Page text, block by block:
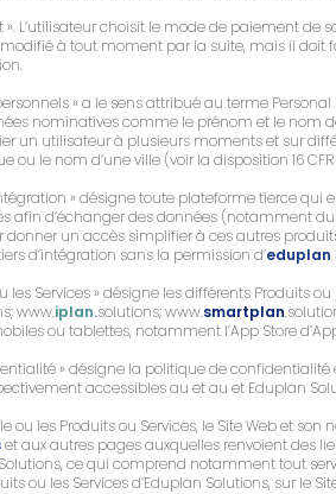
L’utilisateur choisit le mode de paiement de
à tout moment par la suite, mais il doit
» a le sens attribué au terme
nominatives comme le prénom et le nom
un utilisateur à plusieurs moments et sur
ou le nom d’une ville (voir la disposition 16
» désigne toute plateforme tierce qui
afin d’échanger des données (notamment
un accès simplifier à ces autres
d’intégration sans la permission d’eduplan
les Services » désigne les différents Produits ou
www.iplan.solutions; www.smartplan
ou tablettes, notamment l’App Store
» désigne la politique de confidentialité
accessibles au et au et Eduplan
le ou les Produits ou Services, le Site Web et
et aux autres pages auxquelles renvoient des
ce qui comprend notamment tout
ou les Services d’Eduplan Solutions, sur le